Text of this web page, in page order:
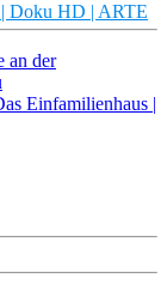
Doku HD | ARTE
an der
Einfamilienhaus |